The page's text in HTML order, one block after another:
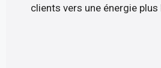
clients vers une énergie